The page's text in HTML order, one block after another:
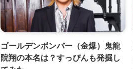
ゴールデンボンバー（金爆）鬼龍
院翔の本名は？すっぴんも発掘し